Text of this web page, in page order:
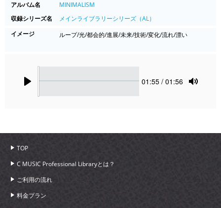
アルバム名
MINIMALISM
収録シリーズ名
メインライブラリーシリーズ（AL）
イメージ
ループ/光/都会的/進展/未来/技術/変化/流れ/漂い
Current
01:55 / 01:56
TOP
C MUSIC Professional Libraryとは？
ご利用の流れ
料金プラン